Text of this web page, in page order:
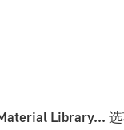
Library... 选